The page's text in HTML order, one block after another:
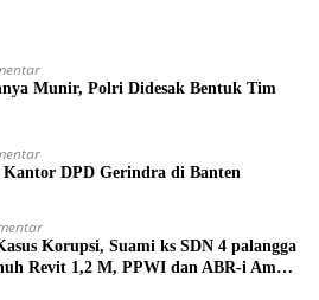
Munir, Polri Didesak Bentuk Tim
Kantor DPD Gerindra di Banten
Korupsi, Suami ks SDN 4 palangga
Revit 1,2 M, PPWI dan ABR-i Ambil